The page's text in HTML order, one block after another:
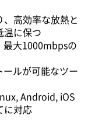
、高効率な放熱と
温に保つ
最大1000mbpsの
ールが可能なツー
Android, iOS
に対応